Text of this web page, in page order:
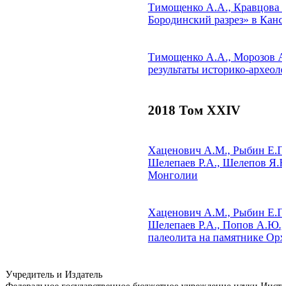
Тимощенко А.А.,
Бородинский разрез» в
Тимощенко А.А., Морозов
результаты историко-
2018 Том XXIV
Хаценович А.М., Рыбин
Шелепаев Р.А., Шелепов
Монголии
Хаценович А.М., Рыбин
Шелепаев Р.А., Попов
палеолита на памятнике
Учредитель и Издатель